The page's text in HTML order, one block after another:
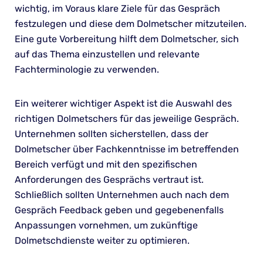
wichtig, im Voraus klare Ziele für das Gespräch
festzulegen und diese dem Dolmetscher mitzuteilen.
Eine gute Vorbereitung hilft dem Dolmetscher, sich
auf das Thema einzustellen und relevante
Fachterminologie zu verwenden.
Ein weiterer wichtiger Aspekt ist die Auswahl des
richtigen Dolmetschers für das jeweilige Gespräch.
Unternehmen sollten sicherstellen, dass der
Dolmetscher über Fachkenntnisse im betreffenden
Bereich verfügt und mit den spezifischen
Anforderungen des Gesprächs vertraut ist.
Schließlich sollten Unternehmen auch nach dem
Gespräch Feedback geben und gegebenenfalls
Anpassungen vornehmen, um zukünftige
Dolmetschdienste weiter zu optimieren.